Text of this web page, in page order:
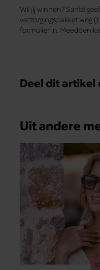
Wil jij winnen? Santé
verzorgingspakket weg
formulier in. Meedoen
Deel dit artikel
Uit andere